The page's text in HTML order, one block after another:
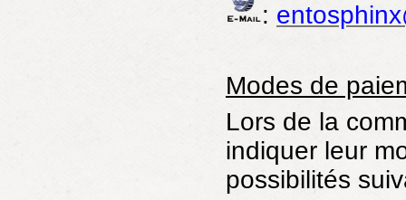
:
Modes de
Lors de la
indiquer leur
possibilités